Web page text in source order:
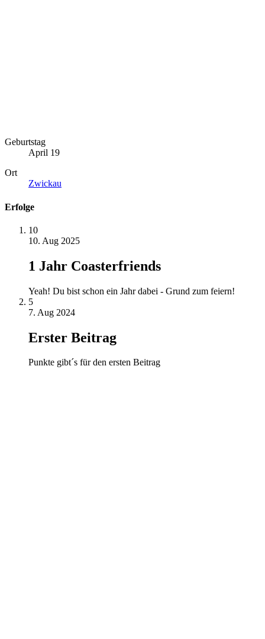
Geburtstag
April 19
Ort
Zwickau
Erfolge
10
10. Aug 2025
1 Jahr Coasterfriends
Yeah! Du bist schon ein Jahr dabei - Grund zum feiern!
5
7. Aug 2024
Erster Beitrag
Punkte gibt´s für den ersten Beitrag